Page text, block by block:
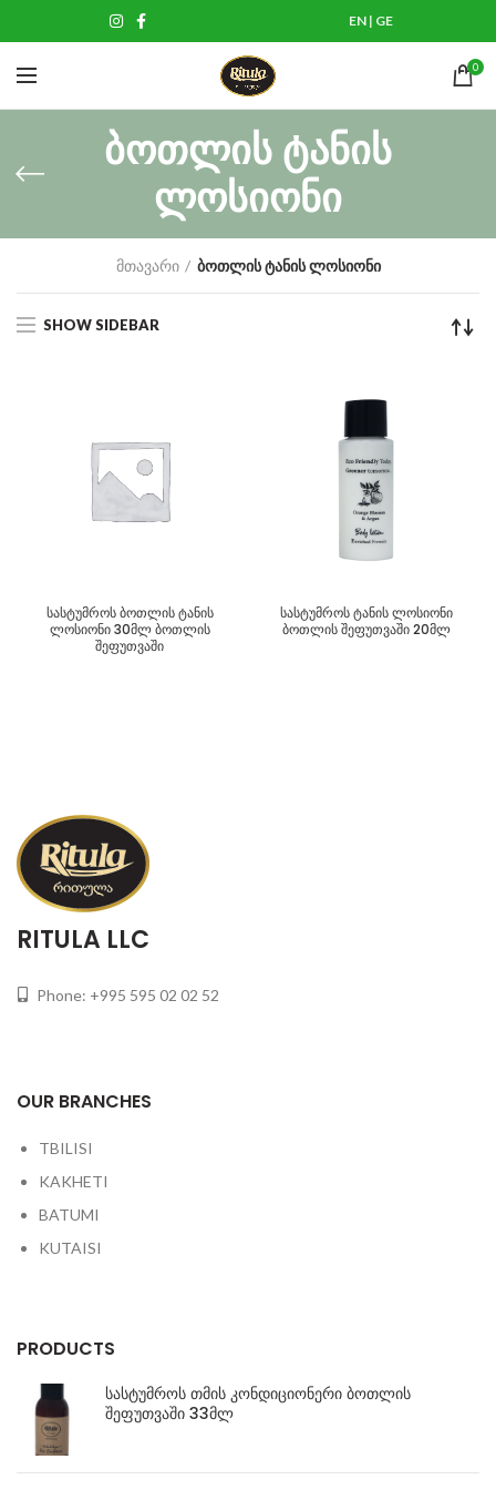
EN| GE
0
ბოთლის ტანის
ლოსიონი
მთავარი ბოთლის ტანის ლოსიონი
SHOW SIDEBAR
სასტუმროს ბოთლის ტანის
ლოსიონი 30მლ ბოთლის
შეფუთვაში
სასტუმროს ტანის ლოსიონი
ბოთლის შეფუთვაში 20მლ
RITULA LLC
Phone: +995 595 02 02 52
OUR BRANCHES
TBILISI
KAKHETI
BATUMI
KUTAISI
PRODUCTS
სასტუმროს თმის კონდიციონერი ბოთლის
შეფუთვაში 33მლ